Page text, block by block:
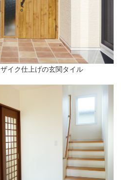
イク仕上げの玄関タイル